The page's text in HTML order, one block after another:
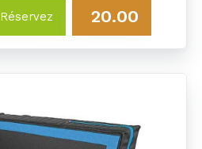
Réservez 20.00